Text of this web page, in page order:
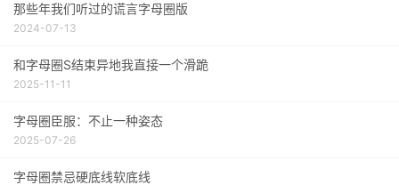
那些年我们听过的谎言字母圈版
2024-07-13
和字母圈S结束异地我直接一个滑跪
2025-11-11
字母圈臣服：不止一种姿态
2025-07-26
字母圈禁忌硬底线软底线